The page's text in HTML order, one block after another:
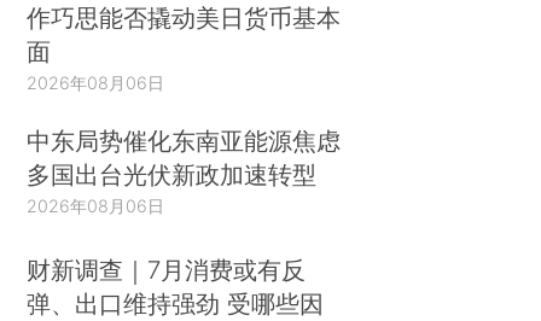
作巧思能否撬动美日货币基本
面
2026年08月06日
中东局势催化东南亚能源焦虑
多国出台光伏新政加速转型
2026年08月06日
财新调查｜7月消费或有反
弹、出口维持强劲 受哪些因